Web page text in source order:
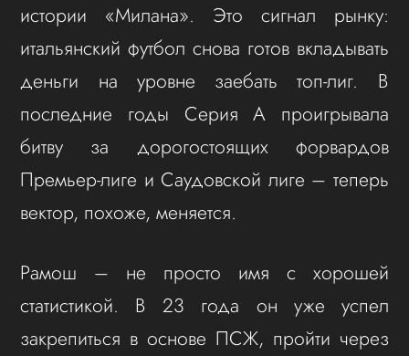
истории «Милана». Это сигнал рынку:
итальянский футбол снова готов вкладывать
деньги на уровне заебать топ-лиг. В
последние годы Серия А проигрывала
битву за дорогостоящих форвардов
Премьер-лиге и Саудовской лиге – теперь
вектор, похоже, меняется.
Рамош – не просто имя с хорошей
статистикой. В 23 года он уже успел
закрепиться в основе ПСЖ, пройти через